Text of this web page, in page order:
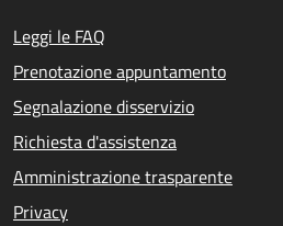
Leggi le FAQ
Prenotazione appuntamento
Segnalazione disservizio
Richiesta d'assistenza
Amministrazione trasparente
Privacy